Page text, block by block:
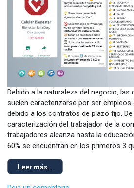
Debido a la naturaleza del negocio, las
suelen caracterizarse por ser empleos
debido a los contratos de plazo fijo.
caracterización del trabajador de la
trabajadores alcanza hasta la
60% se encuentran en los primeros 3
Leer más…